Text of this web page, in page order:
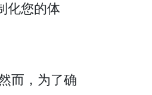
化您的体
而，为了确